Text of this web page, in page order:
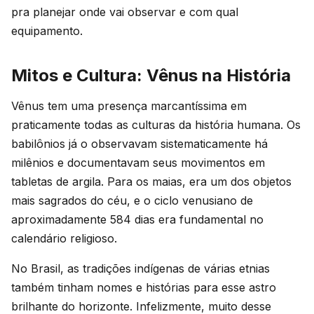
pra planejar onde vai observar e com qual
equipamento.
Mitos e Cultura: Vênus na História
Vênus tem uma presença marcantíssima em
praticamente todas as culturas da história humana. Os
babilônios já o observavam sistematicamente há
milênios e documentavam seus movimentos em
tabletas de argila. Para os maias, era um dos objetos
mais sagrados do céu, e o ciclo venusiano de
aproximadamente 584 dias era fundamental no
calendário religioso.
No Brasil, as tradições indígenas de várias etnias
também tinham nomes e histórias para esse astro
brilhante do horizonte. Infelizmente, muito desse